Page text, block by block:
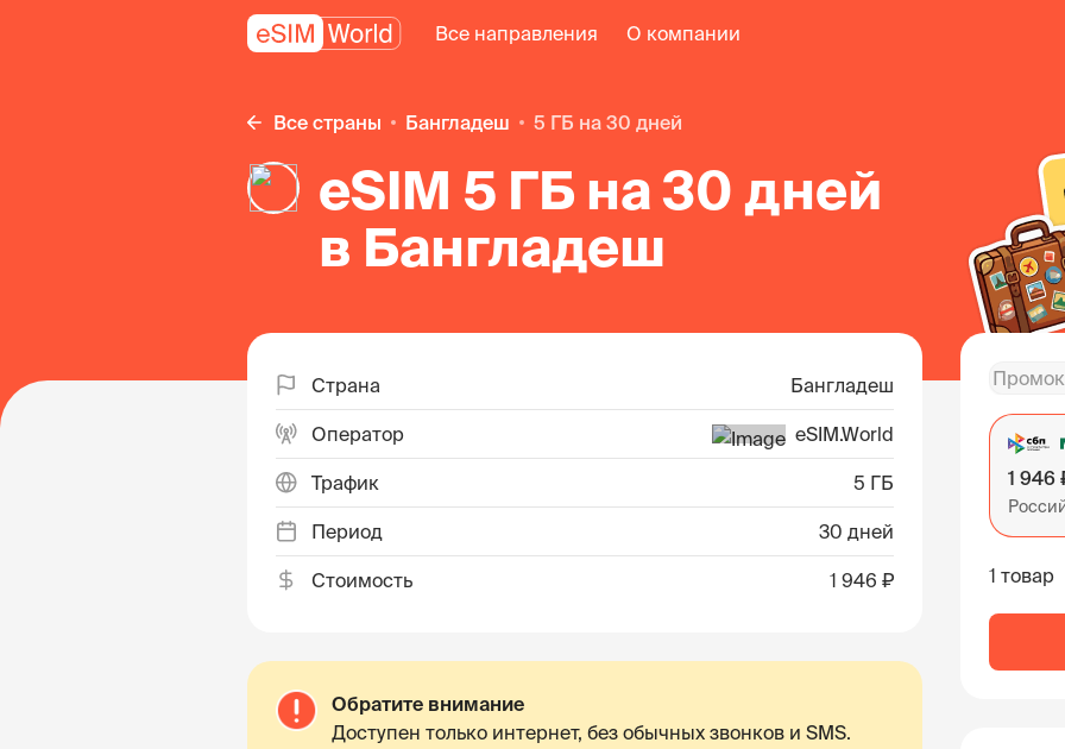
Все направления О компании
Все страны Бангладеш 5 ГБ на 30 дней
eSIM 5 ГБ на 30 дней
в Бангладеш
Страна Бангладеш
Оператор eSIM.World
Трафик 5 ГБ
Период 30 дней
Стоимость 1 946 ₽
Обратите внимание
Доступен только интернет, без обычных звонков и SMS.
1 946
1 товар